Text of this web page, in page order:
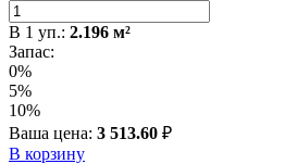
В 1 уп.: 2.196 м²
Запас:
0%
5%
10%
Ваша цена: 3 513.60 ₽
В корзину